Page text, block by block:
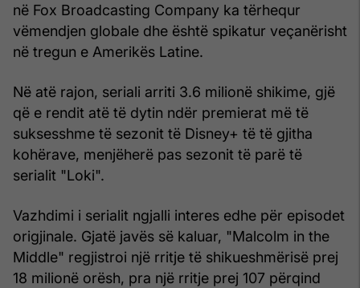
në Fox Broadcasting Company ka tërhequr
vëmendjen globale dhe është spikatur veçanërisht
në tregun e Amerikës Latine.
Në atë rajon, seriali arriti 3.6 milionë shikime, gjë
që e rendit atë të dytin ndër premierat më të
suksesshme të sezonit të Disney+ të të gjitha
kohërave, menjëherë pas sezonit të parë të
serialit "Loki".
Vazhdimi i serialit ngjalli interes edhe për episodet
origjinale. Gjatë javës së kaluar, "Malcolm in the
Middle" regjistroi një rritje të shikueshmërisë prej
18 milionë orësh, pra një rritje prej 107 përqind